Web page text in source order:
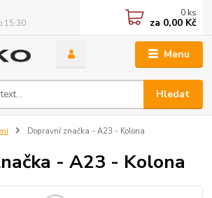
Menu
Hledat
15:30
0 ks
za 0,00 Kč
Dopravní značka - A23 - Kolona
- A23 - Kolona